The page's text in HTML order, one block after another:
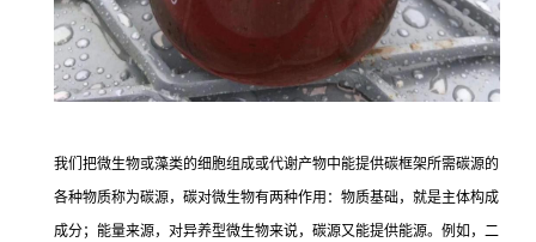
我们把微生物或藻类的细胞组成或代谢产物中能提供碳框架所需碳源的
各种物质称为碳源，碳对微生物有两种作用：物质基础，就是主体构成
成分；能量来源，对异养型微生物来说，碳源又能提供能源。例如，二